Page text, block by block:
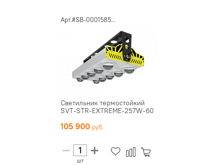
Арт.#SB-0001585...
Светильник термостойкий
SVT-STR-EXTREME-257W-60
105 900
шт